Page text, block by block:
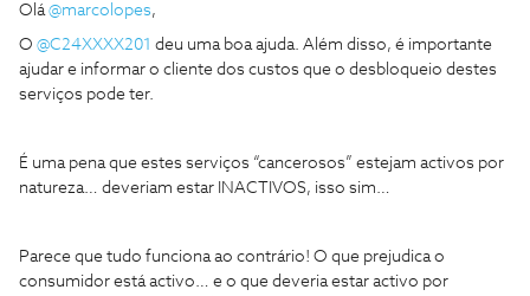
Olá@marcolopes,
O @C24XXXX201 deu uma boa ajuda. Além disso, é importante
ajudar e informar o cliente dos custos que o desbloqueio destes
serviços pode ter.
É uma pena que estes serviços “cancerosos” estejam activos por
natureza… deveriam estar INACTIVOS, isso sim…
Parece que tudo funciona ao contrário! O que prejudica o
consumidor está activo… e o que deveria estar activo por